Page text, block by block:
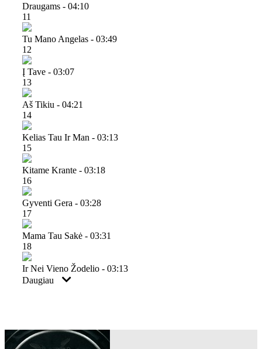
Draugams - 04:10
11
Tu Mano Angelas - 03:49
12
Į Tave - 03:07
13
Aš Tikiu - 04:21
14
Kelias Tau Ir Man - 03:13
15
Kitame Krante - 03:18
16
Gyventi Gera - 03:28
17
Mama Tau Sakė - 03:31
18
Ir Nei Vieno Žodelio - 03:13
Daugiau